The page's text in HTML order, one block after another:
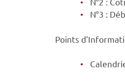
N°3 :
Points